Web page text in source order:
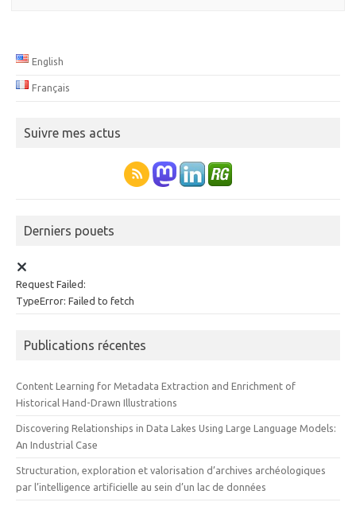
English
Français
Suivre mes actus
Derniers pouets
Request Failed:
TypeError: Failed to fetch
Publications récentes
Content Learning for Metadata Extraction and Enrichment of
Historical Hand-Drawn Illustrations
Discovering Relationships in Data Lakes Using Large Language Models:
An Industrial Case
Structuration, exploration et valorisation d’archives archéologiques
par l’intelligence artificielle au sein d’un lac de données